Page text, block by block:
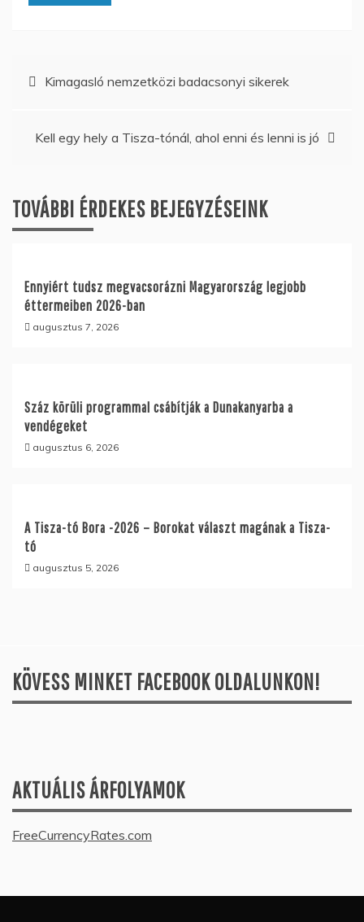
Bejegyzés
Kimagasló nemzetközi badacsonyi sikerek
Kell egy hely a Tisza-tónál, ahol enni és lenni is jó
TOVÁBBI ÉRDEKES BEJEGYZÉSEINK
Ennyiért tudsz megvacsorázni Magyarország legjobb
éttermeiben 2026-ban
augusztus 7, 2026
Száz körüli programmal csábítják a Dunakanyarba a
vendégeket
augusztus 6, 2026
A Tisza-tó Bora -2026 – Borokat választ magának a Tisza-
tó
augusztus 5, 2026
KÖVESS MINKET FACEBOOK OLDALUNKON!
AKTUÁLIS ÁRFOLYAMOK
FreeCurrencyRates.com